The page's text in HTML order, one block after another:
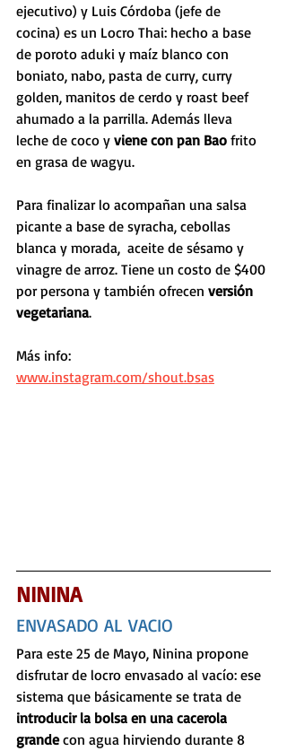
ejecutivo) y Luis Córdoba (jefe de
cocina) es un Locro Thai: hecho a base
de poroto aduki y maíz blanco con
boniato, nabo, pasta de curry, curry
golden, manitos de cerdo y roast beef
ahumado a la parrilla. Además lleva
leche de coco y viene con pan Bao frito
en grasa de wagyu.
Para finalizar lo acompañan una salsa
picante a base de syracha, cebollas
blanca y morada,  aceite de sésamo y
vinagre de arroz. Tiene un costo de $400
por persona y también ofrecen versión
vegetariana.
Más info:
www.instagram.com/shout.bsas
NININA
ENVASADO AL VACIO
Para este 25 de Mayo, Ninina propone
disfrutar de locro envasado al vacío: ese
sistema que básicamente se trata de
introducir la bolsa en una cacerola
grande con agua hirviendo durante 8